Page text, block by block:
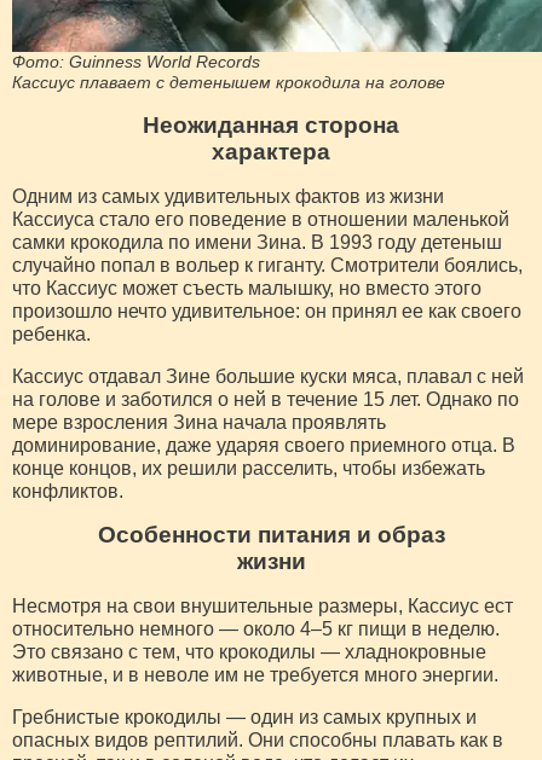
Фото: Guinness World Records
Кассиус плавает с детенышем крокодила на голове
Неожиданная сторона
характера
Одним из самых удивительных фактов из жизни
Кассиуса стало его поведение в отношении маленькой
самки крокодила по имени Зина. В 1993 году детеныш
случайно попал в вольер к гиганту. Смотрители боялись,
что Кассиус может съесть малышку, но вместо этого
произошло нечто удивительное: он принял ее как своего
ребенка.
Кассиус отдавал Зине большие куски мяса, плавал с ней
на голове и заботился о ней в течение 15 лет. Однако по
мере взросления Зина начала проявлять
доминирование, даже ударяя своего приемного отца. В
конце концов, их решили расселить, чтобы избежать
конфликтов.
Особенности питания и образ
жизни
Несмотря на свои внушительные размеры, Кассиус ест
относительно немного — около 4–5 кг пищи в неделю.
Это связано с тем, что крокодилы — хладнокровные
животные, и в неволе им не требуется много энергии.
Гребнистые крокодилы — один из самых крупных и
опасных видов рептилий. Они способны плавать как в